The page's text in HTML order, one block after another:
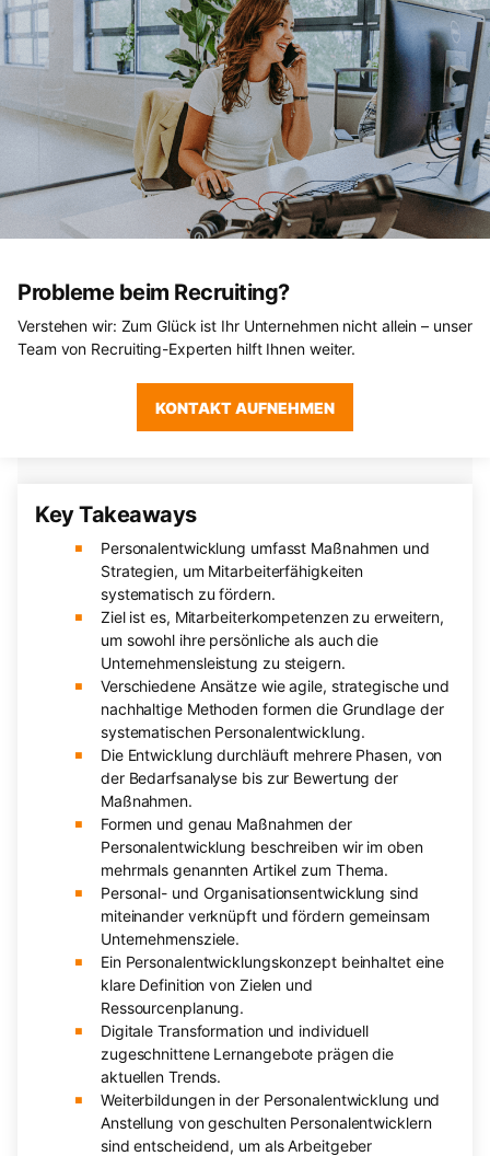
Probleme beim Recruiting?
Verstehen wir: Zum Glück ist Ihr Unternehmen nicht allein – unser
Team von Recruiting-Experten hilft Ihnen weiter.
KONTAKT AUFNEHMEN
Key Takeaways
Personalentwicklung umfasst Maßnahmen und
Strategien, um Mitarbeiterfähigkeiten
systematisch zu fördern.
Ziel ist es, Mitarbeiterkompetenzen zu erweitern,
um sowohl ihre persönliche als auch die
Unternehmensleistung zu steigern.
Verschiedene Ansätze wie agile, strategische und
nachhaltige Methoden formen die Grundlage der
systematischen Personalentwicklung.
Die Entwicklung durchläuft mehrere Phasen, von
der Bedarfsanalyse bis zur Bewertung der
Maßnahmen.
Formen und genau Maßnahmen der
Personalentwicklung beschreiben wir im oben
mehrmals genannten Artikel zum Thema.
Personal- und Organisationsentwicklung sind
miteinander verknüpft und fördern gemeinsam
Unternehmensziele.
Ein Personalentwicklungskonzept beinhaltet eine
klare Definition von Zielen und
Ressourcenplanung.
Digitale Transformation und individuell
zugeschnittene Lernangebote prägen die
aktuellen Trends.
Weiterbildungen in der Personalentwicklung und
Anstellung von geschulten Personalentwicklern
sind entscheidend, um als Arbeitgeber